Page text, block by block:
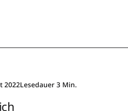
2022Lesedauer 3 Min.